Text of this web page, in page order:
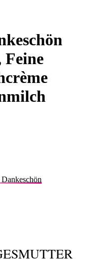
Feine